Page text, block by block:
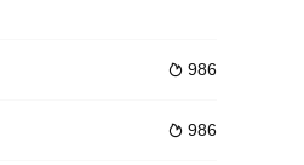
 986
 986